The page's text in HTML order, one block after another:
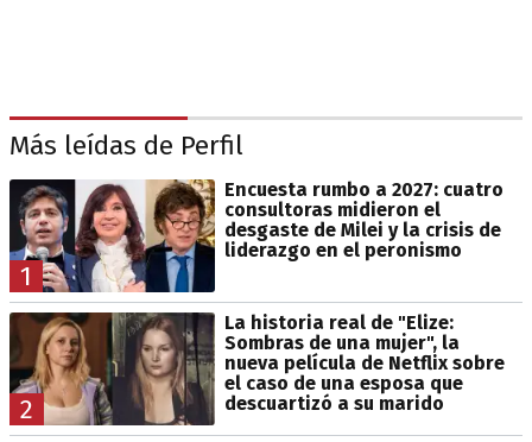
Más leídas de Perfil
1
Encuesta rumbo a 2027: cuatro
consultoras midieron el
desgaste de Milei y la crisis de
liderazgo en el peronismo
2
La historia real de "Elize:
Sombras de una mujer", la
nueva película de Netflix sobre
el caso de una esposa que
descuartizó a su marido